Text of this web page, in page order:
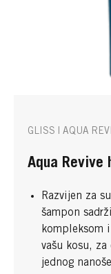
GLISS | AQUA
Aqua Revive
Razvijen za
šampon
kompleksom
vašu kosu,
jednog